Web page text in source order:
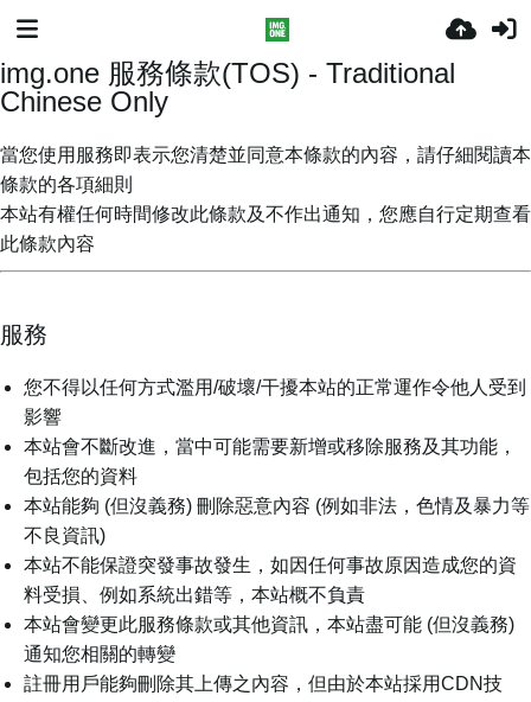
img.one 服務條款(TOS) - Traditional
Chinese Only
當您使用服務即表示您清楚並同意本條款的內容，請仔細閱讀本
條款的各項細則
本站有權任何時間修改此條款及不作出通知，您應自行定期查看
此條款內容
服務
您不得以任何方式濫用/破壞/干擾本站的正常運作令他人受到
影響
本站會不斷改進，當中可能需要新增或移除服務及其功能，
包括您的資料
本站能夠 (但沒義務) 刪除惡意內容 (例如非法，色情及暴力等
不良資訊)
本站不能保證突發事故發生，如因任何事故原因造成您的資
料受損、例如系統出錯等，本站概不負責
本站會變更此服務條款或其他資訊，本站盡可能 (但沒義務)
通知您相關的轉變
註冊用戶能夠刪除其上傳之內容，但由於本站採用CDN技